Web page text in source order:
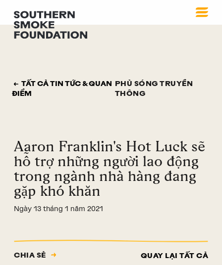
TẤT CẢ TIN TỨC & QUAN
ĐIỂM
PHỦ SÓNG TRUYỀN
THÔNG
Aaron Franklin's Hot Luck sẽ
hỗ trợ những người lao động
trong ngành nhà hàng đang
gặp khó khăn
Ngày 13 tháng 1 năm 2021
CHIA SẺ QUAY LẠI TẤT CẢ